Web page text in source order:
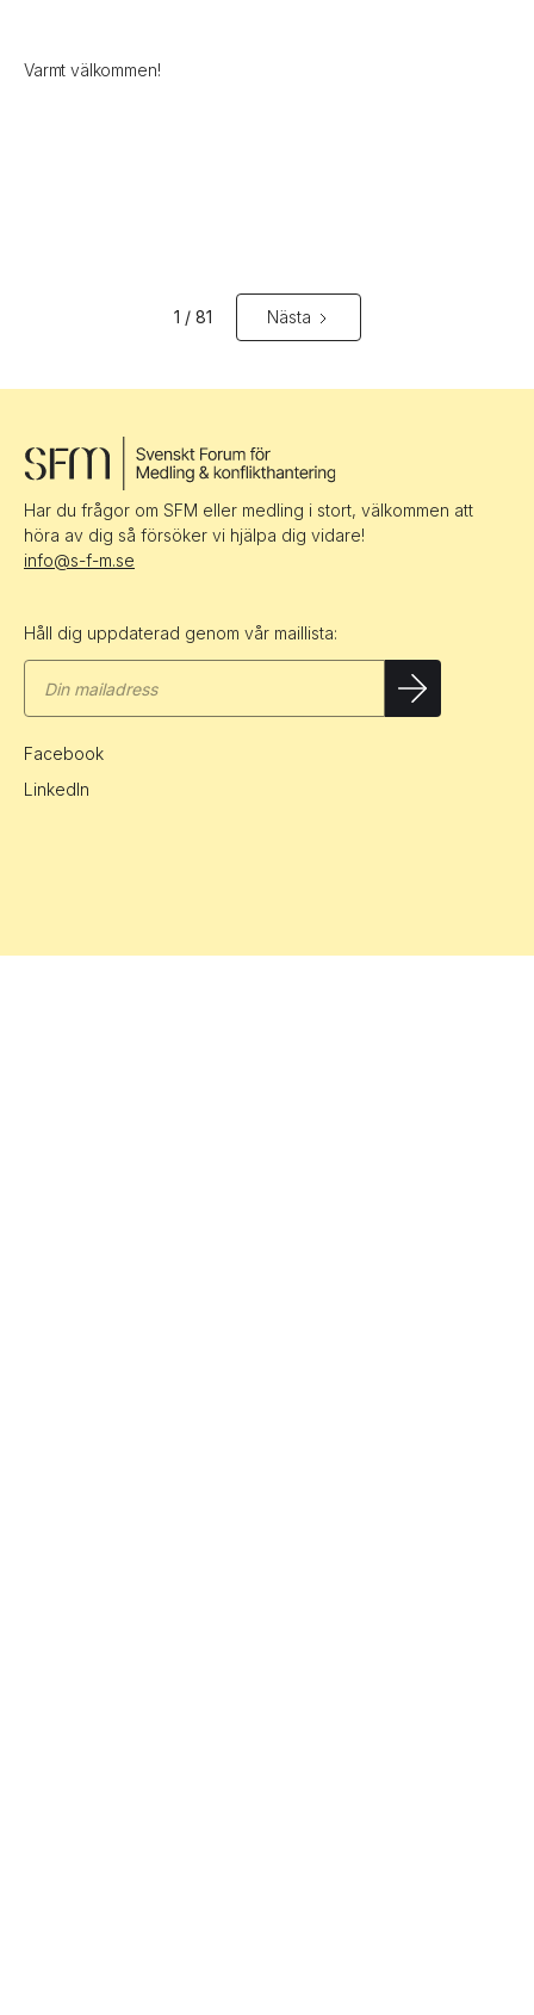
Varmt välkommen!
1 / 81 Nästa
Har du frågor om SFM eller medling i stort, välkommen att
höra av dig så försöker vi hjälpa dig vidare!
info@s-f-m.se
Håll dig uppdaterad genom vår maillista:
Facebook
LinkedIn